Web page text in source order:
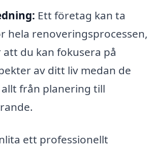
Ett företag kan ta
hela renoveringsprocessen,
du kan fokusera på
av ditt liv medan de
från planering till
ett professionellt